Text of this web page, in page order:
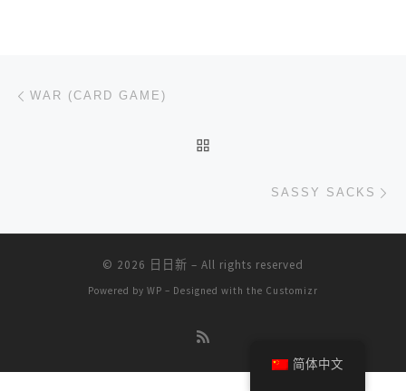
文章导航
WAR (CARD GAME)
SASSY SACKS
© 2026 日日新 – All rights reserved
Powered by WP – Designed with the Customizr
简体中文